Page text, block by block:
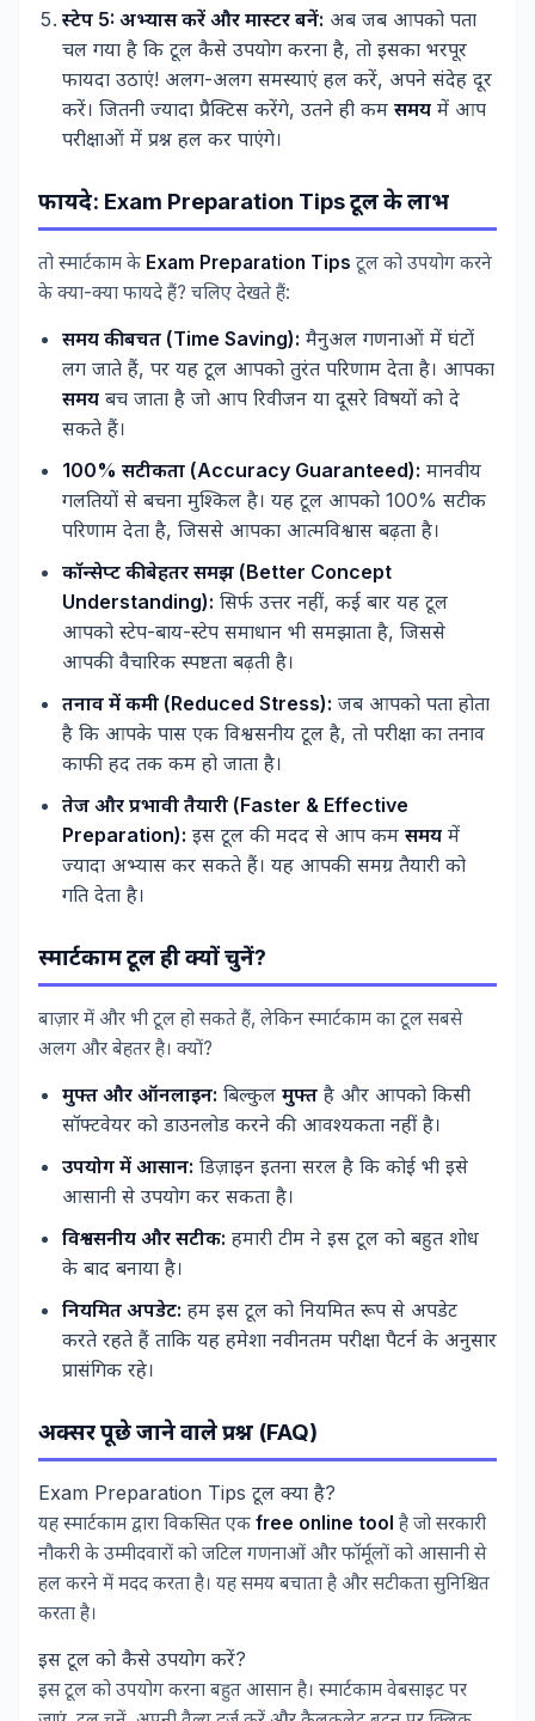
स्टेप 5: अभ्यास करें और मास्टर बनें: अब जब आपको पता
चल गया है कि टूल कैसे उपयोग करना है, तो इसका भरपूर
फायदा उठाएं! अलग-अलग समस्याएं हल करें, अपने संदेह दूर
करें। जितनी ज्यादा प्रैक्टिस करेंगे, उतने ही कम समय में आप
परीक्षाओं में प्रश्न हल कर पाएंगे।
फायदे: Exam Preparation Tips टूल के लाभ
तो स्मार्टकाम के Exam Preparation Tips टूल को उपयोग करने
के क्या-क्या फायदे हैं? चलिए देखते हैं:
समय की बचत (Time Saving): मैनुअल गणनाओं में घंटों
लग जाते हैं, पर यह टूल आपको तुरंत परिणाम देता है। आपका
समय बच जाता है जो आप रिवीजन या दूसरे विषयों को दे
सकते हैं।
100% सटीकता (Accuracy Guaranteed): मानवीय
गलतियों से बचना मुश्किल है। यह टूल आपको 100% सटीक
परिणाम देता है, जिससे आपका आत्मविश्वास बढ़ता है।
कॉन्सेप्ट की बेहतर समझ (Better Concept
Understanding): सिर्फ उत्तर नहीं, कई बार यह टूल
आपको स्टेप-बाय-स्टेप समाधान भी समझाता है, जिससे
आपकी वैचारिक स्पष्टता बढ़ती है।
तनाव में कमी (Reduced Stress): जब आपको पता होता
है कि आपके पास एक विश्वसनीय टूल है, तो परीक्षा का तनाव
काफी हद तक कम हो जाता है।
तेज और प्रभावी तैयारी (Faster & Effective
Preparation): इस टूल की मदद से आप कम समय में
ज्यादा अभ्यास कर सकते हैं। यह आपकी समग्र तैयारी को
गति देता है।
स्मार्टकाम टूल ही क्यों चुनें?
बाज़ार में और भी टूल हो सकते हैं, लेकिन स्मार्टकाम का टूल सबसे
अलग और बेहतर है। क्यों?
मुफ्त और ऑनलाइन: बिल्कुल मुफ्त है और आपको किसी
सॉफ्टवेयर को डाउनलोड करने की आवश्यकता नहीं है।
उपयोग में आसान: डिज़ाइन इतना सरल है कि कोई भी इसे
आसानी से उपयोग कर सकता है।
विश्वसनीय और सटीक: हमारी टीम ने इस टूल को बहुत शोध
के बाद बनाया है।
नियमित अपडेट: हम इस टूल को नियमित रूप से अपडेट
करते रहते हैं ताकि यह हमेशा नवीनतम परीक्षा पैटर्न के अनुसार
प्रासंगिक रहे।
अक्सर पूछे जाने वाले प्रश्न (FAQ)
Exam Preparation Tips टूल क्या है?
यह स्मार्टकाम द्वारा विकसित एक free online tool है जो सरकारी
नौकरी के उम्मीदवारों को जटिल गणनाओं और फॉर्मूलों को आसानी से
हल करने में मदद करता है। यह समय बचाता है और सटीकता सुनिश्चित
करता है।
इस टूल को कैसे उपयोग करें?
इस टूल को उपयोग करना बहुत आसान है। स्मार्टकाम वेबसाइट पर